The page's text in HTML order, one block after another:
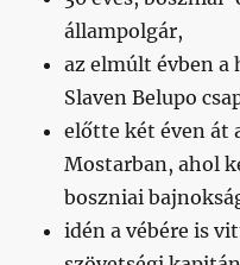
állampolgár,
az elmúlt évben a
Slaven Belupo
előtte két éven át
Mostarban, ahol
boszniai
idén a vébére is